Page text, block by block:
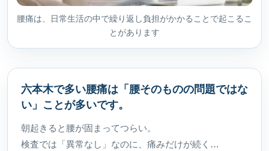
腰痛は、日常生活の中で繰り返し負担がかかることで起こるこ
とがあります
六本木で多い腰痛は「腰そのものの問題ではな
い」ことが多いです。
朝起きると腰が固まってつらい。
検査では「異常なし」なのに、痛みだけが続く…